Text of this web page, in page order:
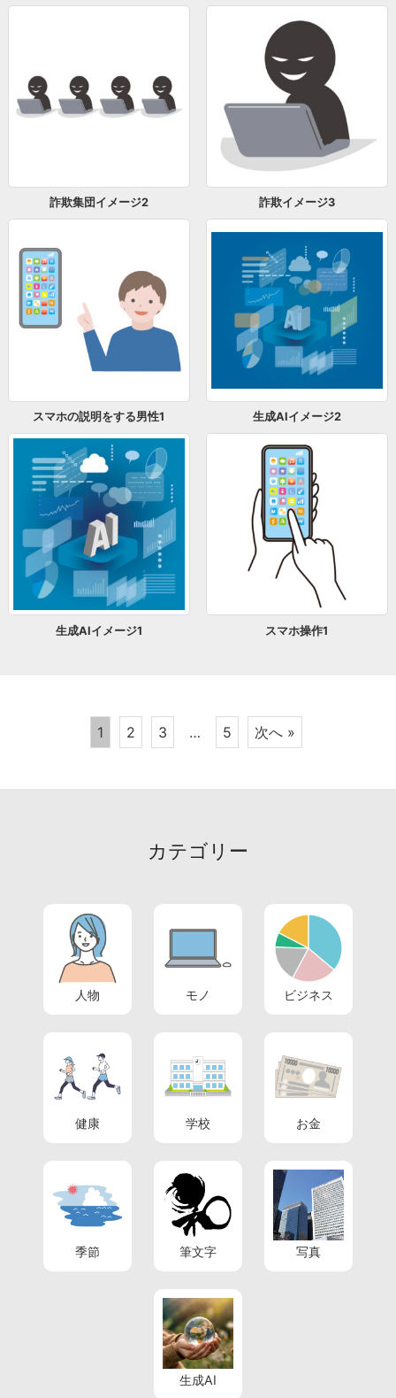
詐欺集団イメージ2 詐欺イメージ3
スマホの説明をする男性1 生成AIイメージ2
生成AIイメージ1 スマホ操作1
1 2 3 … 5 次へ »
カテゴリー
人物 モノ ビジネス
健康 学校 お金
季節 筆文字 写真
生成AI